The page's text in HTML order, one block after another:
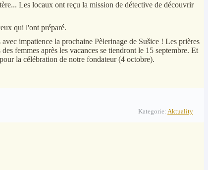
Les locaux ont reçu la mission de détective de découvrir
qui l'ont préparé.
impatience la prochaine Pèlerinage de Sušice ! Les prières
femmes après les vacances se tiendront le 15 septembre. Et
la célébration de notre fondateur (4 octobre).
Kategorie: Aktuality